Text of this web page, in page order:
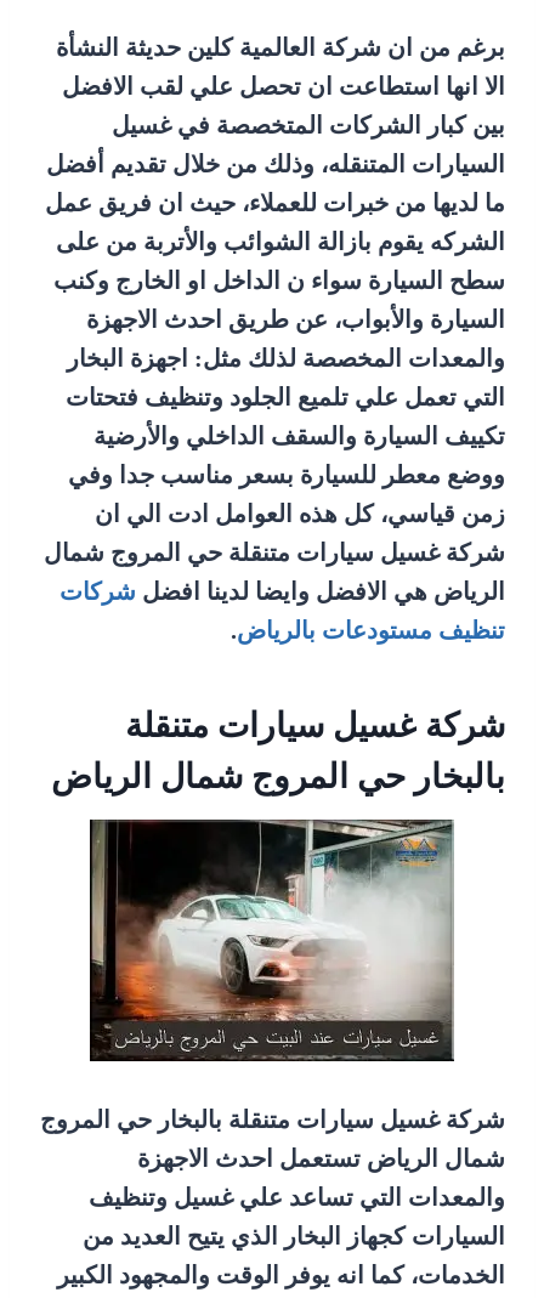
برغم من ان شركة العالمية كلين حديثة النشأة
الا انها استطاعت ان تحصل علي لقب الافضل
بين كبار الشركات المتخصصة في غسيل
السيارات المتنقله، وذلك من خلال تقديم أفضل
ما لديها من خبرات للعملاء، حيث ان فريق عمل
الشركه يقوم بازالة الشوائب والأتربة من على
سطح السيارة سواء ن الداخل او الخارج وكنب
السيارة والأبواب، عن طريق احدث الاجهزة
والمعدات المخصصة لذلك مثل: اجهزة البخار
التي تعمل علي تلميع الجلود وتنظيف فتحتات
تكييف السيارة والسقف الداخلي والأرضية
ووضع معطر للسيارة بسعر مناسب جدا وفي
زمن قياسي، كل هذه العوامل ادت الي ان
شركة غسيل سيارات متنقلة حي المروج شمال
الرياض هي الافضل وايضا لدينا افضل شركات
تنظيف مستودعات بالرياض.
شركة غسيل سيارات متنقلة
بالبخار حي المروج شمال الرياض
شركة غسيل سيارات متنقلة بالبخار حي المروج
شمال الرياض تستعمل احدث الاجهزة
والمعدات التي تساعد علي غسيل وتنظيف
السيارات كجهاز البخار الذي يتيح العديد من
الخدمات، كما انه يوفر الوقت والمجهود الكبير